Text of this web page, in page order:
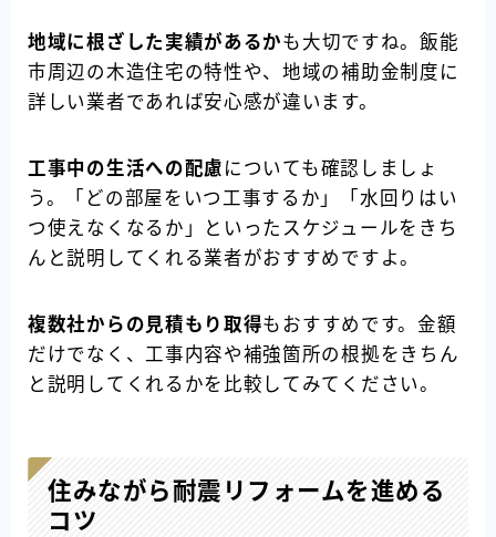
地域に根ざした実績があるかも大切ですね。飯能
市周辺の木造住宅の特性や、地域の補助金制度に
詳しい業者であれば安心感が違います。
工事中の生活への配慮 についても確認しましょ
う。「どの部屋をいつ工事するか」「水回りはい
つ使えなくなるか」といったスケジュールをきち
んと説明してくれる業者がおすすめですよ。
複数社からの見積もり取得もおすすめです。金額
だけでなく、工事内容や補強箇所の根拠をきちん
と説明してくれるかを比較してみてください。
住みながら耐震リフォームを進める
コツ